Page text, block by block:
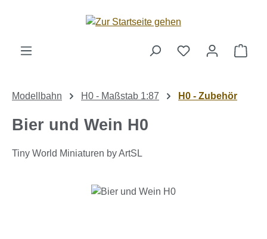
Zum Hauptinhalt springen
Modellbahn H0 - Maßstab 1:87 H0 - Zubehör
Bier und Wein H0
Tiny World Miniaturen by ArtSL
Bildergalerie überspringen